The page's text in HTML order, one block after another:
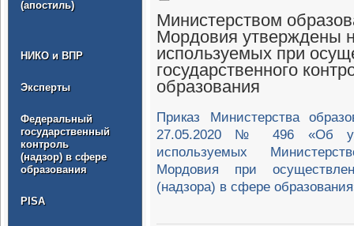
(апостиль)
НИКО и ВПР
Эксперты
Федеральный
государственный
контроль
(надзор) в сфере
образования
PISA
Министерством
Мордовия утверждены
используемых при
государственного
образования
Приказ Министерства
27.05.2020 № 496 «Об
используемых
Мордовия при
(надзора) в сфере